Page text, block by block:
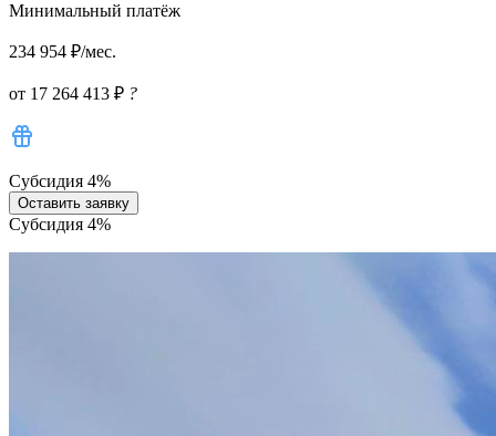
Минимальный платёж
234 954 ₽/мес.
от 17 264 413 ₽ ?
Субсидия 4%
Оставить заявку
Субсидия 4%